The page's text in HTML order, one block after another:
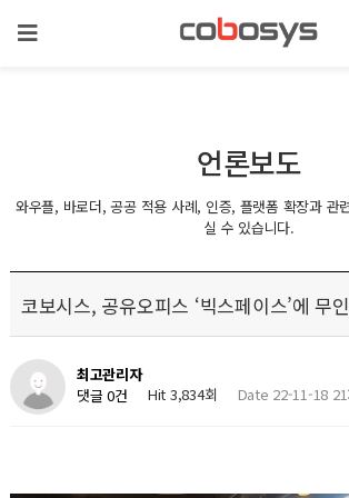
언론보도
와우플, 바로더, 공공 적용 사례, 인증, 플랫폼 확장과 관
실 수 있습니다.
코보시스, 공유오피스 ‘빅스페이스’에 무
최고관리자
댓글 0건
Hit 3,834회 Date 22-11-18